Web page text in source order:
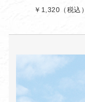
￥1,320 （税込）